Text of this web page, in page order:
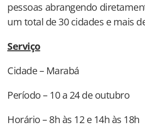
pessoas abrangendo
um total de 30 cidades e mais
Serviço
Cidade – Marabá
Período – 10 a 24 de outubro
Horário – 8h às 12 e 14h às 18h